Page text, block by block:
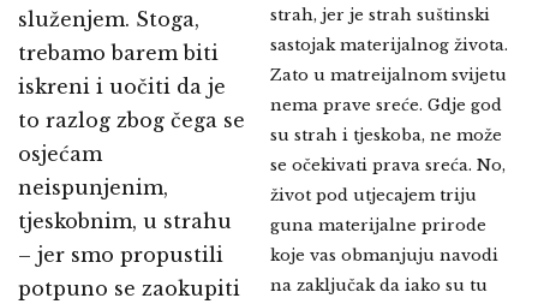
služenjem. Stoga,
trebamo barem biti
iskreni i uočiti da je
to razlog zbog čega se
osjećam
neispunjenim,
tjeskobnim, u strahu
– jer smo propustili
potpuno se zaokupiti
strah, jer je strah suštinski
sastojak materijalnog života.
Zato u matreijalnom svijetu
nema prave sreće. Gdje god
su strah i tjeskoba, ne može
se očekivati prava sreća. No,
život pod utjecajem triju
guna materijalne prirode
koje vas obmanjuju navodi
na zaključak da iako su tu